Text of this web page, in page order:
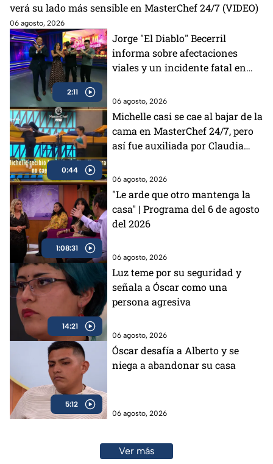
verá su lado más sensible en MasterChef 24/7 (VIDEO)
06 agosto, 2026
2:11
Jorge "El Diablo" Becerril
informa sobre afectaciones
viales y un incidente fatal en
06 agosto, 2026
0:44
Michelle casi se cae al bajar de la
cama en MasterChef 24/7, pero
así fue auxiliada por Claudia
06 agosto, 2026
1:08:31
"Le arde que otro mantenga la
casa" | Programa del 6 de agosto
del 2026
06 agosto, 2026
14:21
Luz teme por su seguridad y
señala a Óscar como una
persona agresiva
06 agosto, 2026
5:12
Óscar desafía a Alberto y se
niega a abandonar su casa
06 agosto, 2026
Ver más